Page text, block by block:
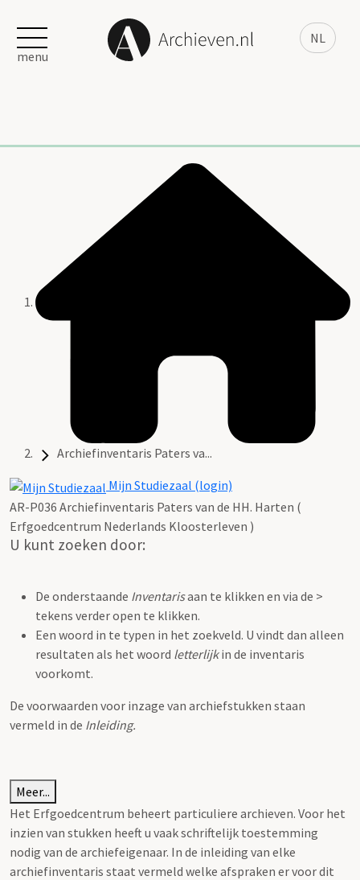
NL
menu
Archiefinventaris Paters va...
Mijn Studiezaal (login)
AR-P036 Archiefinventaris Paters van de HH. Harten (
Erfgoedcentrum Nederlands Kloosterleven )
U kunt zoeken door:
De onderstaande Inventarisaan te klikken en via de >
tekens verder open te klikken.
Een woord in te typen in het zoekveld. U vindt dan alleen
resultaten als het woord letterlijkin de inventaris
voorkomt.
De voorwaarden voor inzage van archiefstukken staan
vermeld in de Inleiding.
Meer...
Het Erfgoedcentrum beheert particuliere archieven. Voor het
inzien van stukken heeft u vaak schriftelijk toestemming
nodig van de archiefeigenaar. In de inleiding van elke
archiefinventaris staat vermeld welke afspraken er voor dit